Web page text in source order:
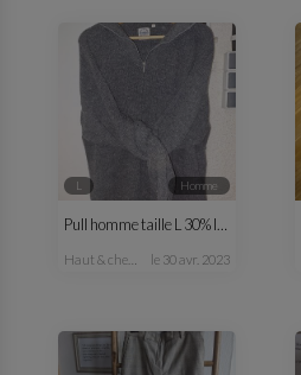
L homme
Pull homme taille L 30% laine
haut & chemise le 30 avr. 2023